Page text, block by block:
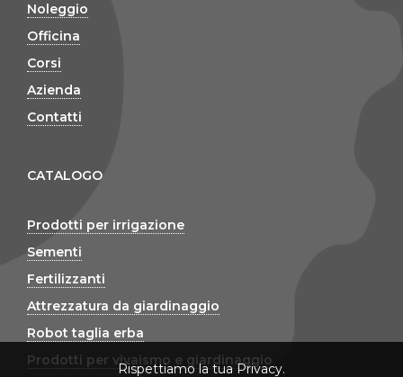
Noleggio
Officina
Corsi
Azienda
Contatti
CATALOGO
Prodotti per irrigazione
Sementi
Fertilizzanti
Attrezzatura da giardinaggio
Robot taglia erba
Prodotti per vivaismo e giardinaggio
Rispettiamo la tua Privacy.